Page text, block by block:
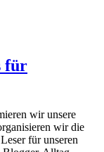
für
wir unsere
wir die
für unseren